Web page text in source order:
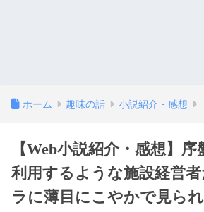
ホーム 趣味の話 小説紹介・感想
【Web小説紹介・感想】
利用するような施設経営
ラに薄目にこやかで見ら